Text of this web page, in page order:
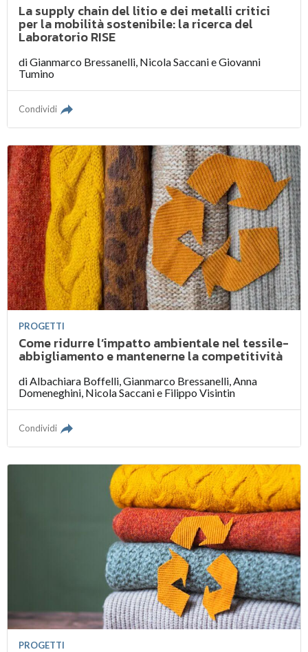
La supply chain del litio e dei metalli critici
per la mobilità sostenibile: la ricerca del
Laboratorio RISE
diGianmarco Bressanelli Nicola SaccanieGiovanni
Tumino
Condividi
PROGETTI
Come ridurre l’impatto ambientale nel tessile-
abbigliamento e mantenerne la competitività
diAlbachiara Boffelli,Gianmarco Bressanelli,Anna
Domeneghini, Nicola Saccanie Filippo Visintin
Condividi
PROGETTI